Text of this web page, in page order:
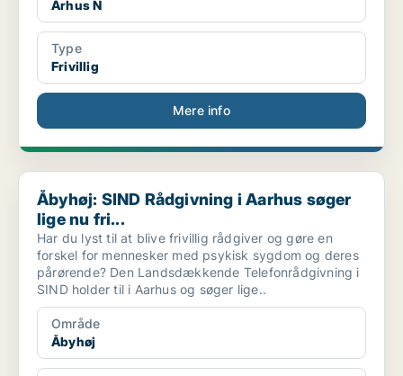
Århus N
Type
Frivillig
Mere info
Åbyhøj: SIND Rådgivning i Aarhus søger lige nu fri...
Åbyhøj: SIND Rådgivning i Aarhus søger
lige nu fri...
Har du lyst til at blive frivillig rådgiver og gøre en
forskel for mennesker med psykisk sygdom og deres
pårørende? Den Landsdækkende Telefonrådgivning i
SIND holder til i Aarhus og søger lige..
Område
Åbyhøj